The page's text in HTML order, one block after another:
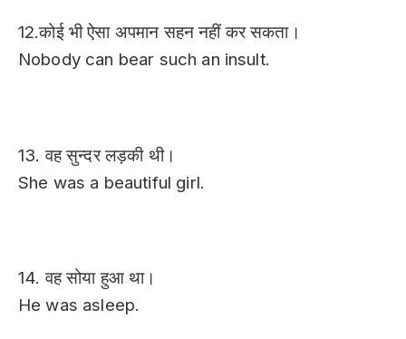
12.कोई भी ऐसा अपमान सहन नहीं कर सकता।
Nobody can bear such an insult.
13. वह सुन्दर लड़की थी।
She was a beautiful girl.
14. वह सोया हुआ था।
He was asleep.